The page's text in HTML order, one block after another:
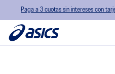
Paga a 3 cuotas sin intereses con